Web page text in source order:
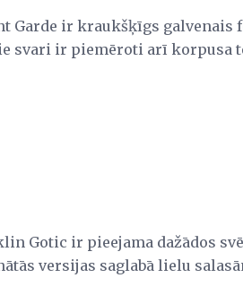
Garde ir kraukšķīgs galvenais
svari ir piemēroti arī korpusa
Gotic ir pieejama dažādos
versijas saglabā lielu